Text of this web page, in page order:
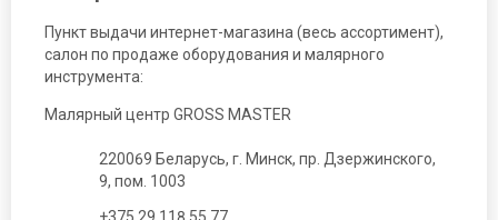
Пункт выдачи интернет-магазина (весь ассортимент),
салон по продаже оборудования и малярного
инструмента:
Малярный центр GROSS MASTER
220069 Беларусь, г. Минск, пр. Дзержинского,
9, пом. 1003